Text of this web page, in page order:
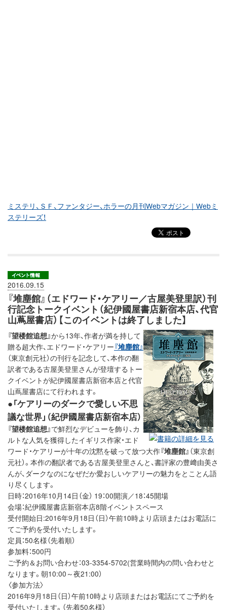
ミステリ、ＳＦ、ファンタジー、ホラーの月刊Webマガジン｜Webミ
ステリーズ！
2016.09.15
『堆塵館』（エドワード・ケアリー／古屋美登里訳）刊
行記念トークイベント（紀伊國屋書店新宿本店、代官
山蔦屋書店）【このイベントは終了しました】
『望楼館追想』から13年、作者が満を持して
贈る超大作、エドワード・ケアリー『堆塵館』
（東京創元社）の刊行を記念して、本作の翻
訳者である古屋美登里さんが登壇するトー
クイベントが紀伊國屋書店新宿本店と代官
山蔦屋書店にて行われます。
●「ケアリーのダークで愛しい不思
議な世界」（紀伊國屋書店新宿本店）
『望楼館追想』で鮮烈なデビューを飾り、カ
ルトな人気を獲得したイギリス作家・エド
ワード・ケアリーが十年の沈黙を破って放つ大作『堆塵館』 （東京創
元社）。本作の翻訳者である古屋美登里さんと、書評家の豊﨑由美さ
んが、ダークなのになぜだか愛おしいケアリーの魅力をとことん語
り尽くします。
日時：2016年10月14日（金） 19：00開演／18：45開場
会場：紀伊國屋書店新宿本店8階イベントスペース
受付開始日:2016年9月18日（日）午前10時より店頭またはお電話に
てご予約を受付いたします。
定員：50名様（先着順）
参加料：500円
ご予約＆お問い合わせ：03-3354-5702(営業時間内の問い合わせと
なります。朝10:00～夜21:00）
〈参加方法〉
2016年9月18日（日）午前10時より店頭またはお電話にてご予約を
受付いたします。（先着50名様）